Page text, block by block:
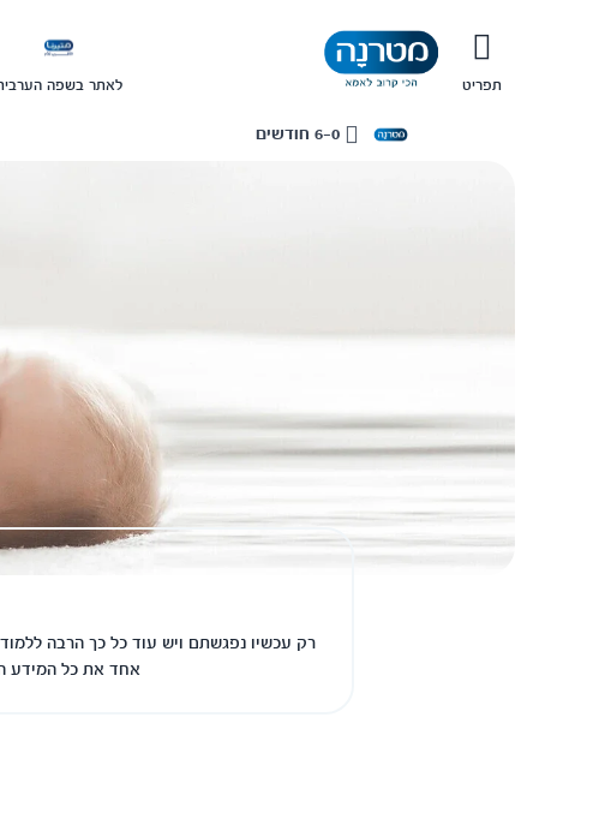
תפריט לאתר בשפה
בית
6-0 חודשים
רק עכשיו נפגשתם ויש עוד כל כך הרבה
אחד את כל המידע